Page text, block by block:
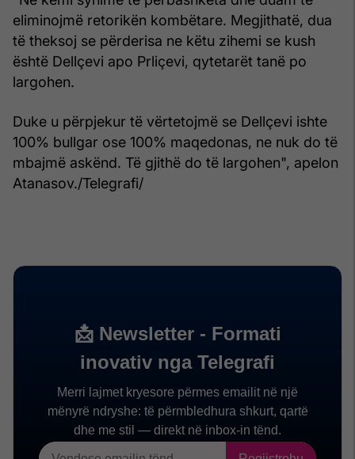
eliminojmë retorikën kombëtare. Megjithatë, dua
të theksoj se përderisa ne këtu zihemi se kush
është Dellçevi apo Prliçevi, qytetarët tanë po
largohen.
Duke u përpjekur të vërtetojmë se Dellçevi ishte
100% bullgar ose 100% maqedonas, ne nuk do të
mbajmë askënd. Të gjithë do të largohen", apelon
Atanasov./Telegrafi/